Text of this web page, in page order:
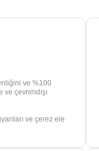
ve %100
çevrimdışı
ve çerez ele